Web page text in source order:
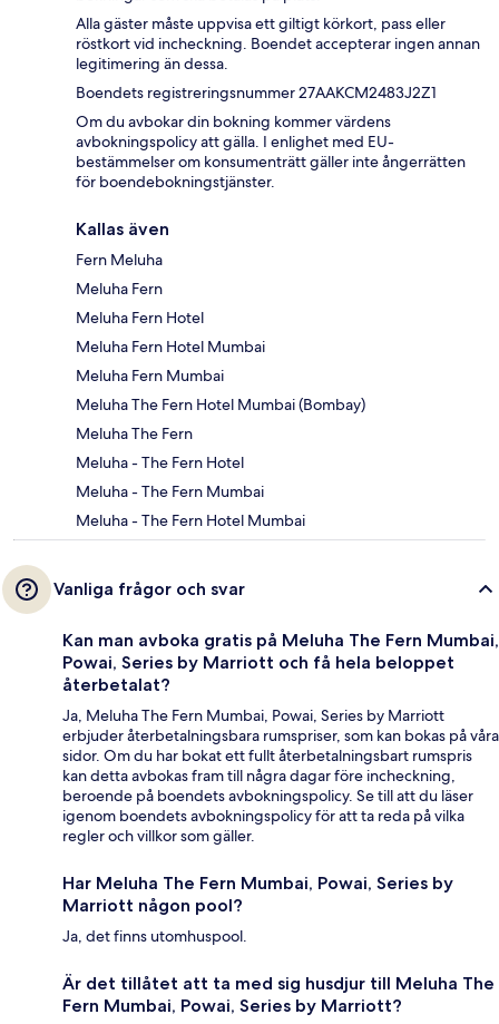
Alla gäster måste uppvisa ett giltigt körkort, pass eller
röstkort vid incheckning. Boendet accepterar ingen annan
legitimering än dessa.
Boendets registreringsnummer 27AAKCM2483J2Z1
Om du avbokar din bokning kommer värdens
avbokningspolicy att gälla. I enlighet med EU-
bestämmelser om konsumenträtt gäller inte ångerrätten
för boendebokningstjänster.
Kallas även
Fern Meluha
Meluha Fern
Meluha Fern Hotel
Meluha Fern Hotel Mumbai
Meluha Fern Mumbai
Meluha The Fern Hotel Mumbai (Bombay)
Meluha The Fern
Meluha - The Fern Hotel
Meluha - The Fern Mumbai
Meluha - The Fern Hotel Mumbai
Vanliga frågor och svar
Kan man avboka gratis på Meluha The Fern Mumbai,
Powai, Series by Marriott och få hela beloppet
återbetalat?
Ja, Meluha The Fern Mumbai, Powai, Series by Marriott
erbjuder återbetalningsbara rumspriser, som kan bokas på våra
sidor. Om du har bokat ett fullt återbetalningsbart rumspris
kan detta avbokas fram till några dagar före incheckning,
beroende på boendets avbokningspolicy. Se till att du läser
igenom boendets avbokningspolicy för att ta reda på vilka
regler och villkor som gäller.
Har Meluha The Fern Mumbai, Powai, Series by
Marriott någon pool?
Ja, det finns utomhuspool.
Är det tillåtet att ta med sig husdjur till Meluha The
Fern Mumbai, Powai, Series by Marriott?